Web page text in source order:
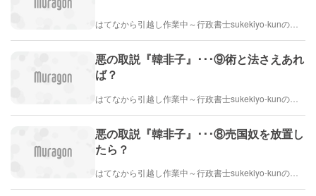
悪の取説『韓非子』･･･⑨術と法さえあれ
ば？
悪の取説『韓非子』･･･⑧売国奴を放置し
たら？